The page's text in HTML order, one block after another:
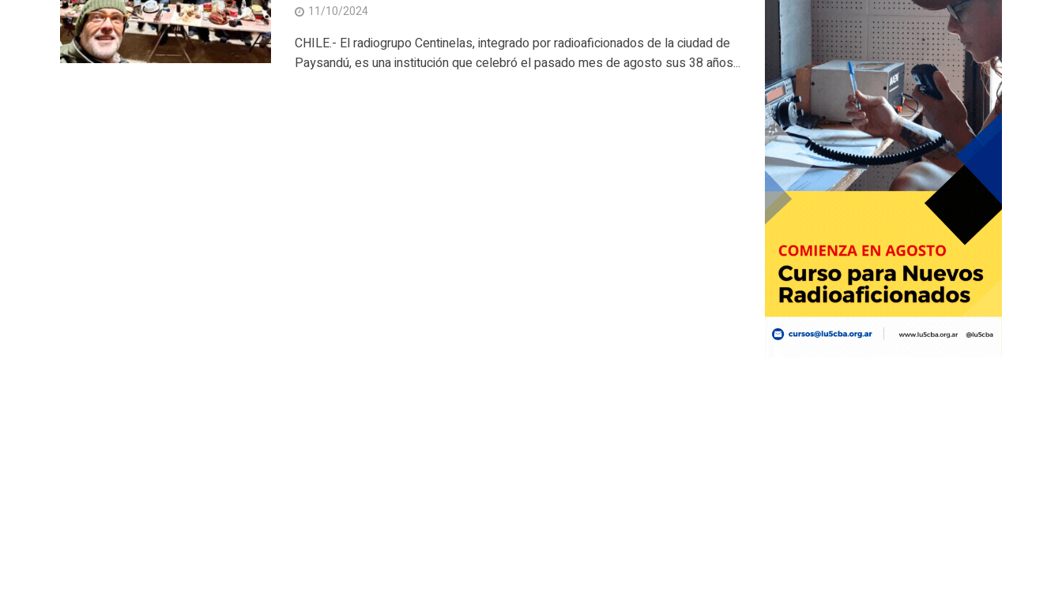
11/10/2024
CHILE.- El radiogrupo Centinelas, integrado por radioaficionados de la ciudad de
Paysandú, es una institución que celebró el pasado mes de agosto sus 38 años...